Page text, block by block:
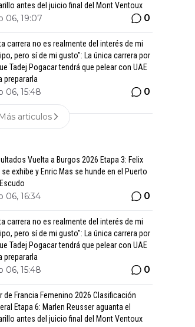
antes del juicio final del Mont Ventoux
06, 19:07 0
carrera no es realmente del interés de mi
pero sí de mi gusto": La única carrera por
Tadej Pogacar tendrá que pelear con UAE
prepararla
06, 15:48 0
Más articulos
Vuelta a Burgos 2026 Etapa 3: Felix
se exhibe y Enric Mas se hunde en el Puerto
06, 16:34 0
carrera no es realmente del interés de mi
pero sí de mi gusto": La única carrera por
Tadej Pogacar tendrá que pelear con UAE
prepararla
06, 15:48 0
de Francia Femenino 2026 Clasificación
Etapa 6: Marlen Reusser aguanta el
antes del juicio final del Mont Ventoux